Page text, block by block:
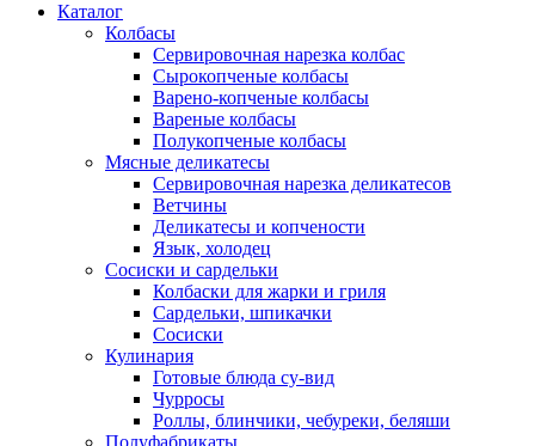
Каталог
Колбасы
Сервировочная нарезка колбас
Сырокопченые колбасы
Варено-копченые колбасы
Вареные колбасы
Полукопченые колбасы
Мясные деликатесы
Сервировочная нарезка деликатесов
Ветчины
Деликатесы и копчености
Язык, холодец
Сосиски и сардельки
Колбаски для жарки и гриля
Сардельки, шпикачки
Сосиски
Кулинария
Готовые блюда су-вид
Чурросы
Роллы, блинчики, чебуреки, беляши
Полуфабрикаты